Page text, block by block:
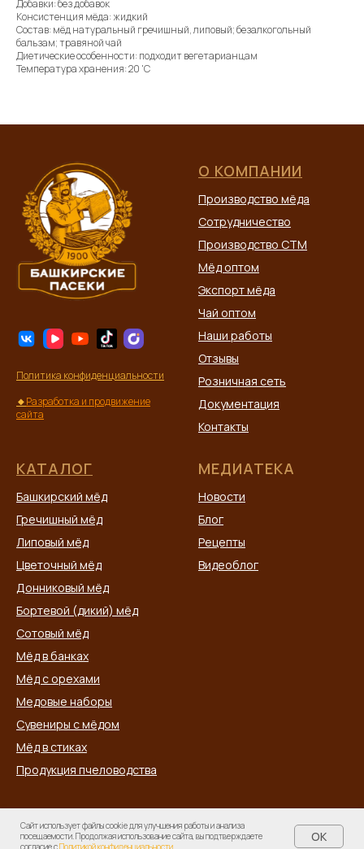
Добавки: без добавок
Консистенция мёда: жидкий
Состав: мёд натуральный гречишный, липовый; безалкогольный
бальзам; травяной чай
Диетические особенности: подходит вегетарианцам
Температура хранения: 20 'C
Политика конфиденциальности
🔸Разработка и продвижение
сайта
О КОМПАНИИ
Производство мёда
Сотрудничество
Производство СТМ
Мёд оптом
Экспорт мёда
Чай оптом
Наши работы
Отзывы
Розничная сеть
Документация
Контакты
КАТАЛОГ
Башкирский мёд
Гречишный мёд
Липовый мёд
Цветочный мёд
Донниковый мёд
Бортевой (дикий) мёд
Сотовый мёд
Мёд в банках
Мёд с орехами
Медовые наборы
Сувениры с мёдом
Мёд в стиках
Продукция пчеловодства
МЕДИАТЕКА
Новости
Блог
Рецепты
Видеоблог
ООО «Башкирские Пасеки +» — производитель натурального
башкирского мёда и продуктов пчеловодства | ОГРН 1100280019322 |
Сайт использует файлы cookie для улучшения работы и анализа
посещаемости. Продолжая использование сайта, вы подтверждаете
согласие сПолитикой конфиденциальности
OK